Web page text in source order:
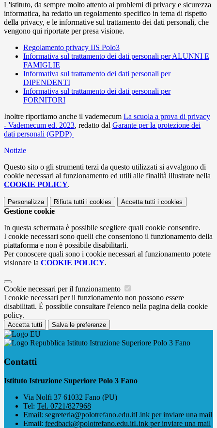
L'istituto, da sempre molto attento ai problemi di privacy e sicurezza
informatica, ha redatto un regolamento specifico in tema di rispetto
della privacy, e le informative sul trattamento dei dati personali, che
vengono qui riportate per presa visione.
Regolamento privacy IIS Polo3
Informativa sul trattamento dei dati personali per ALUNNI E
FAMIGLIE
Informativa sul trattamento dei dati personali per
DIPENDENTI
Informativa sul trattamento dei dati personali per
FORNITORI
Inoltre riportiamo anche il vademecum La scuola a prova di privacy
- Vademecum ed. 2023, redatto dal Garante per la protezione dei
dati personali (GPDP)
Notizie
Questo sito o gli strumenti terzi da questo utilizzati si avvalgono di
cookie necessari al funzionamento ed utili alle finalità illustrate nella
COOKIE POLICY.
Personalizza Rifiuta tutti i cookies Accetta tutti i cookies
Gestione cookie
In questa schermata è possibile scegliere quali cookie consentire.
I cookie necessari sono quelli che consentono il funzionamento della
piattaforma e non è possibile disabilitarli.
Per conoscere quali sono i cookie necessari al funzionamento potete
visionare la COOKIE POLICY.
Cookie necessari per il funzionamento
I cookie necessari per il funzionamento non possono essere
disabilitati. È possibile consultare l'elenco nella pagina della cookie
policy.
Accetta tutti Salva le preferenze
Istituto Istruzione Superiore Polo 3 Fano
Contatti
Istituto Istruzione Superiore Polo 3 Fano
Via Nolfi 37 61032 Fano (PU)
Tel: Tel. 0721/827968
Email: segreteria@polotrefano.e​du.itLink per inviare una mail
Email: feedback@polotrefano.edu.itLink per inviare una mail